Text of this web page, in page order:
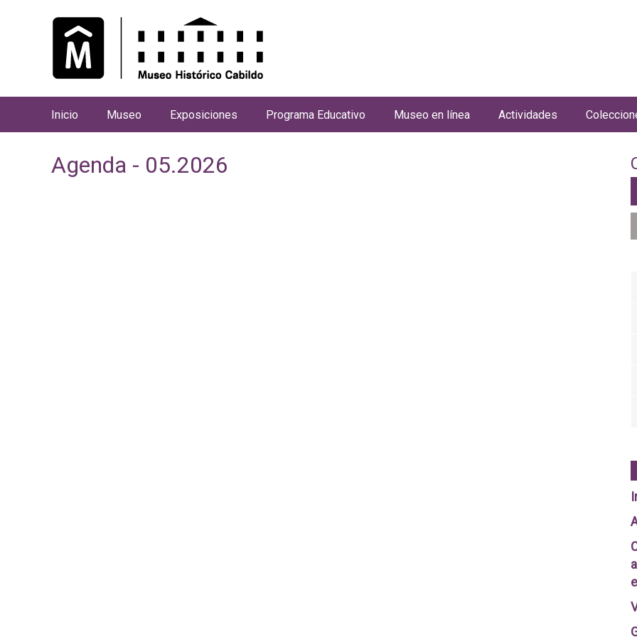
Agenda - 05.2026
n
Inicio Museo Exposiciones Programa Educativo Museo en línea Actividades